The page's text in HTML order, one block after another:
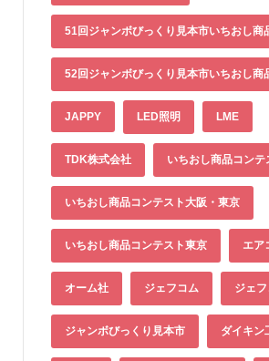
51回ジャンボびっくり見本市いちおし商
52回ジャンボびっくり見本市いちおし商
JAPPY LED照明 LME
TDK株式会社 いちおし商品コンテ
いちおし商品コンテスト大阪・東京
いちおし商品コンテスト東京 エア
オーム社 ジェフコム ジェ
ジャンボびっくり見本市 ダイキン